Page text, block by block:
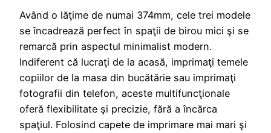
Având o lăţime de numai 374mm, cele trei modele
se încadrează perfect în spaţii de birou mici şi se
remarcă prin aspectul minimalist modern.
Indiferent că lucraţi de la acasă, imprimaţi temele
copiilor de la masa din bucătărie sau imprimaţi
fotografii din telefon, aceste multifuncţionale
oferă flexibilitate şi precizie, fără a încărca
spaţiul. Folosind capete de imprimare mai mari şi